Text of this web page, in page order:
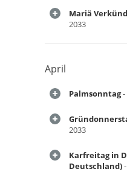
Mariä
2033
April
Palmsonntag-
2033
Karfreitag in
Deutschland)